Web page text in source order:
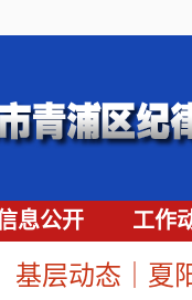
息公开 工作
基层动态｜夏